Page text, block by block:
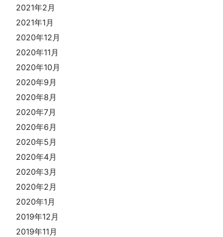
2021年2月
2021年1月
2020年12月
2020年11月
2020年10月
2020年9月
2020年8月
2020年7月
2020年6月
2020年5月
2020年4月
2020年3月
2020年2月
2020年1月
2019年12月
2019年11月